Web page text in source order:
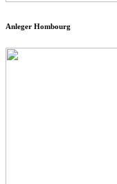
Anleger Hombourg